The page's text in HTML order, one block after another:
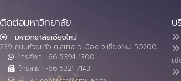
ติดต่อมหาวิทยาลัย
มหาวิทยาลัยเชียงใหม่
239 ถนนห้วยแก้ว ต.สุเทพ อ.เมือง จ.เชียงใหม่ 50200
โทรศัพท์ :+66 5394 1300
โทรสาร : +66 5321 7143
บ
เ